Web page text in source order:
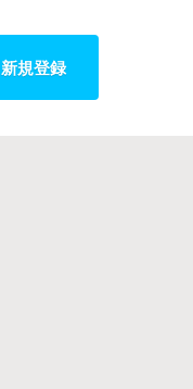
新規登録